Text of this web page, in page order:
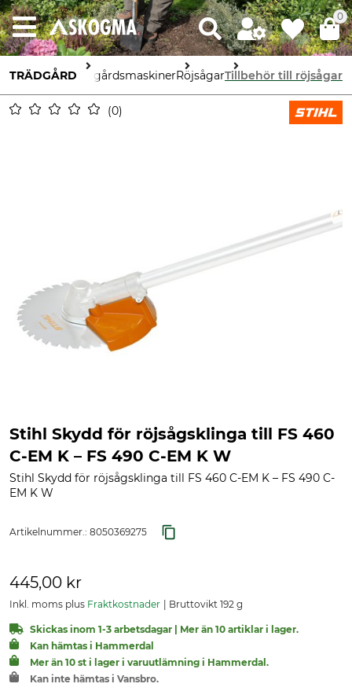
0
TRÄDGÅRDTrädgårdsmaskinerRöjsågarTillbehör till röjsågar
0
Stihl Skydd för röjsågsklinga till FS 460
C-EM K – FS 490 C-EM K W
Stihl Skydd för röjsågsklinga till FS 460 C-EM K – FS 490 C-
EM K W
Artikelnummer.: 8050369275
445,00 kr
Inkl. moms plus Fraktkostnader Bruttovikt 192 g
Skickas inom 1-3 arbetsdagar | Mer än 10 artiklar i lager.
Kan hämtas i Hammerdal
Mer än 10 st i lager i varuutlämning i Hammerdal.
Kan inte hämtas i Vansbro.